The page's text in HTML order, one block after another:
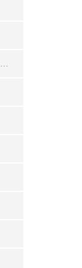
电动自行车头盔固定装置稳定性测试仪